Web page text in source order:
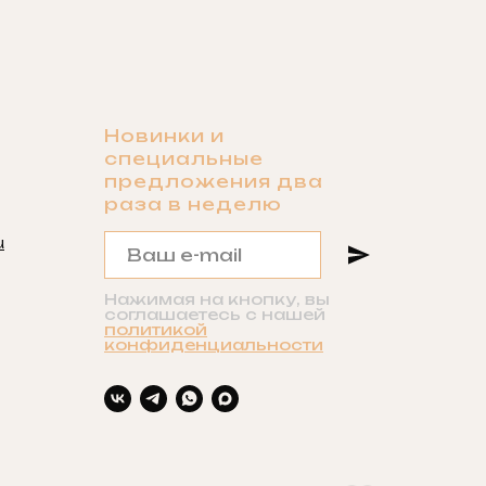
Новинки и
специальные
предложения два
раза в неделю
Нажимая на кнопку, вы
соглашаетесь с нашей
политикой
конфиденциальности